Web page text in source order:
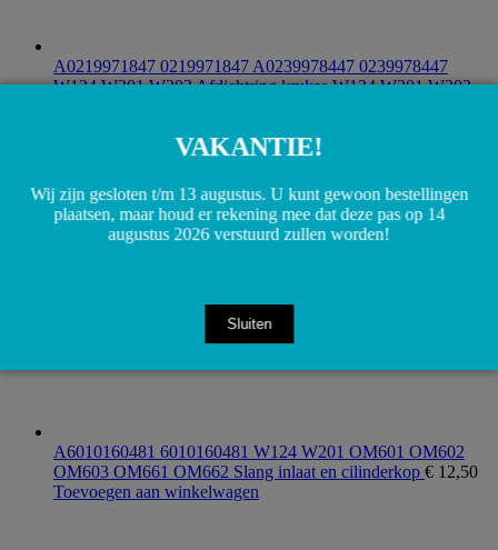
A0219971847 0219971847 A0239978447 0239978447
W124 W201 W202 Afdichtring krukas W124 W201 W202
Toevoegen aan winkelwagen
A6010160481 6010160481 W124 W201 OM601 OM602
OM603 OM661 OM662 Slang inlaat en cilinderkop € 12,50
Toevoegen aan winkelwagen
VAKANTIE!
Wij zijn gesloten t/m 13 augustus. U kunt gewoon bestellingen
plaatsen, maar houd er rekening mee dat deze pas op 14
augustus 2026 verstuurd zullen worden!
Sluiten